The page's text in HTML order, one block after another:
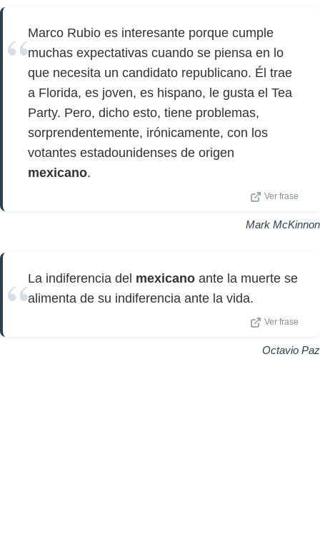
Marco Rubio es interesante porque cumple
muchas expectativas cuando se piensa en lo
que necesita un candidato republicano. Él trae
a Florida, es joven, es hispano, le gusta el Tea
Party. Pero, dicho esto, tiene problemas,
sorprendentemente, irónicamente, con los
votantes estadounidenses de origen
mexicano.
Ver frase
Mark McKinnon
La indiferencia del mexicano ante la muerte se
alimenta de su indiferencia ante la vida.
Ver frase
Octavio Paz